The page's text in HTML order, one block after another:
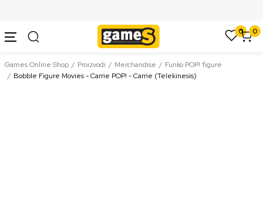
0 0
Games Online Shop Proizvodi Merchandise
Funko POP! figure
Bobble Figure Movies - Carrie POP! - Carrie (Telekinesis)